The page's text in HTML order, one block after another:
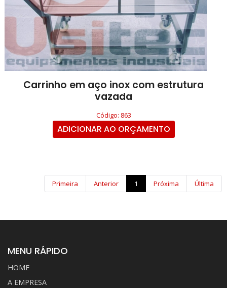
Carrinho em aço inox com estrutura
vazada
Código: 863
ADICIONAR AO ORÇAMENTO
Primeira Anterior 1 Próxima Última
MENU RÁPIDO
HOME
A EMPRESA